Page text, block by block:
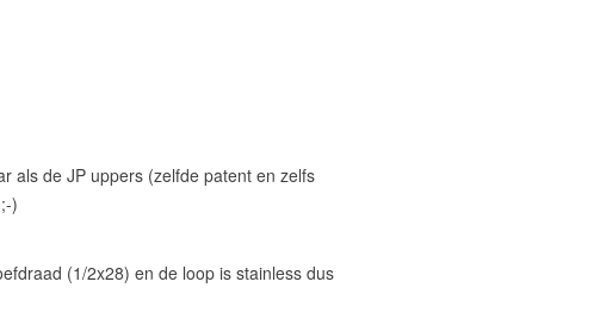
als de JP uppers (zelfde patent en zelfs
)
(1/2x28) en de loop is stainless dus